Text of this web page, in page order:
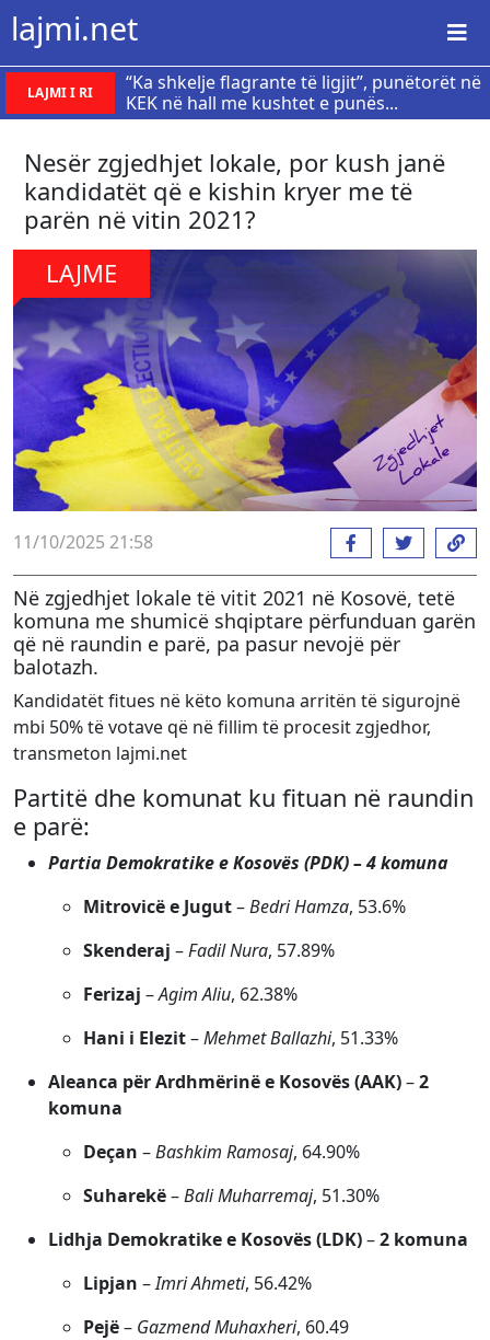
lajmi.net
LAJMI I RI
“Ka shkelje flagrante të ligjit”, punëtorët në
KEK në hall me kushtet e punës...
Nesër zgjedhjet lokale, por kush janë
kandidatët që e kishin kryer me të
parën në vitin 2021?
LAJME
11/10/2025 21:58
Në zgjedhjet lokale të vitit 2021 në Kosovë, tetë
komuna me shumicë shqiptare përfunduan garën
që në raundin e parë, pa pasur nevojë për
balotazh.
Kandidatët fitues në këto komuna arritën të sigurojnë
mbi 50% të votave që në fillim të procesit zgjedhor,
transmeton lajmi.net
Partitë dhe komunat ku fituan në raundin
e parë:
Partia Demokratike e Kosovës (PDK) – 4 komuna
Mitrovicë e Jugut–Bedri Hamza, 53.6%
Skenderaj –Fadil Nura, 57.89%
Ferizaj –Agim Aliu, 62.38%
Hani i Elezit–Mehmet Ballazhi, 51.33%
Aleanca për Ardhmërinë e Kosovës (AAK)–2
komuna
Deçan –Bashkim Ramosaj, 64.90%
Suharekë–Bali Muharremaj, 51.30%
Lidhja Demokratike e Kosovës (LDK)–2 komuna
Lipjan –Imri Ahmeti, 56.42%
Pejë– Gazmend Muhaxheri, 60.49